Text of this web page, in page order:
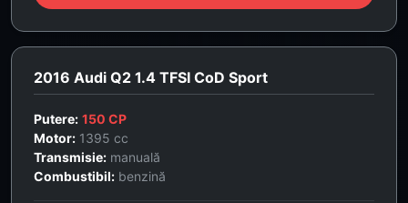
2016 Audi Q2 1.4 TFSI CoD Sport
Putere: 150 CP
Motor: 1395 cc
Transmisie: manuală
Combustibil: benzină